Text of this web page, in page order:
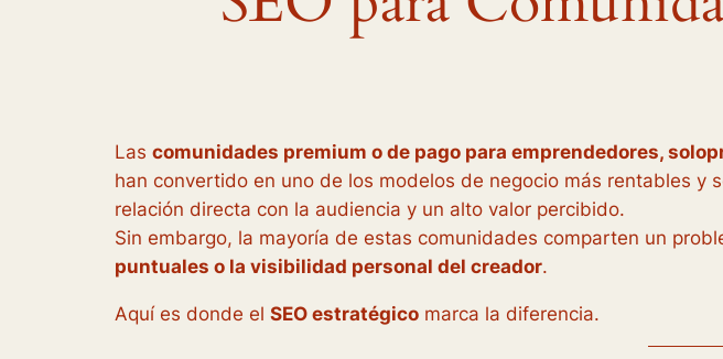
Las comunidades premium o de pago para emprendedores,
han convertido en uno de los modelos de negocio más rentables
relación directa con la audiencia y un alto valor percibido.
Sin embargo, la mayoría de estas comunidades comparten un
puntuales o la visibilidad personal del creador.
Aquí es donde el SEO estratégico marca la diferencia.